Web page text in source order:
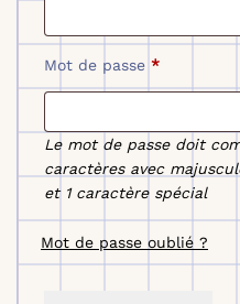
Mot de passe *
Le mot de passe doit
caractères avec
et 1 caractère spécial
Mot de passe oublié ?